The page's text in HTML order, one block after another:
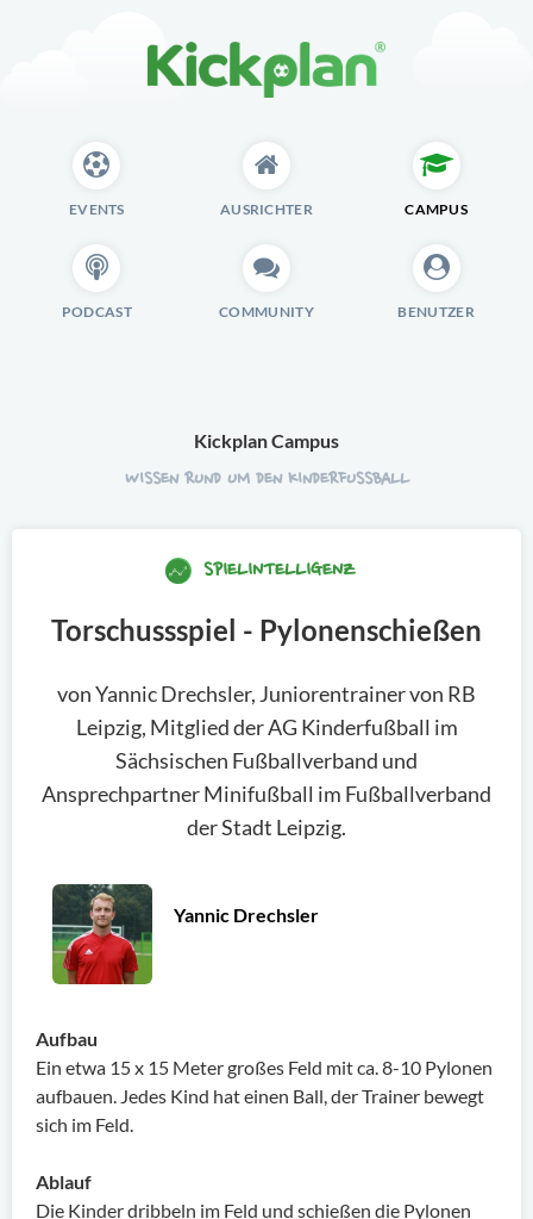
EVENTS AUSRICHTER CAMPUS
PODCAST COMMUNITY BENUTZER
Kickplan Campus
WISSEN RUND UM DEN KINDERFUSSBALL
SPIELINTELLIGENZ
Torschussspiel - Pylonenschießen
von Yannic Drechsler, Juniorentrainer von RB
Leipzig, Mitglied der AG Kinderfußball im
Sächsischen Fußballverband und
Ansprechpartner Minifußball im Fußballverband
der Stadt Leipzig.
Yannic Drechsler
Aufbau
Ein etwa 15 x 15 Meter großes Feld mit ca. 8-10 Pylonen
aufbauen. Jedes Kind hat einen Ball, der Trainer bewegt
sich im Feld.
Ablauf
Die Kinder dribbeln im Feld und schießen die Pylonen